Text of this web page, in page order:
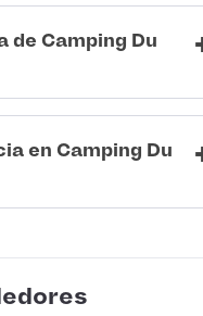
de Camping Du
en Camping Du